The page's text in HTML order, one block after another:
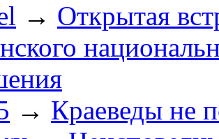
→ Открытая
→ Краеведы не